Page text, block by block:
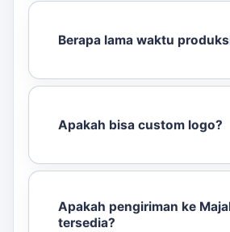
Berapa lama waktu
Apakah bisa custom logo?
Apakah pengiriman ke
tersedia?